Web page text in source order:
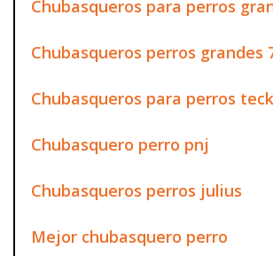
Chubasqueros para perros
Chubasqueros perros grandes
Chubasqueros para perros
Chubasquero perro pnj
Chubasqueros perros julius
Mejor chubasquero perro